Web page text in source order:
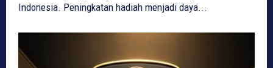
Indonesia. Peningkatan hadiah menjadi daya...